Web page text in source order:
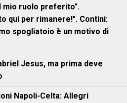
mio ruolo preferito".
qui per rimanere!". Contini:
spogliatoio è un motivo di
Jesus, ma prima deve
Napoli-Celta: Allegri